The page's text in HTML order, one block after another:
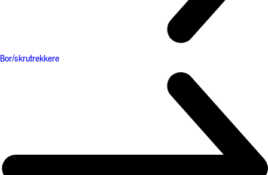
Bor/skrutrekkere